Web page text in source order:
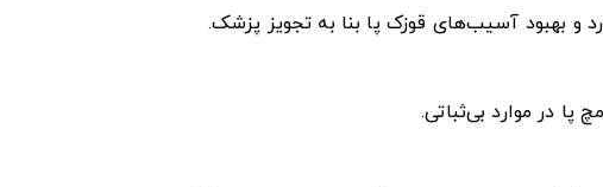
و بهبود آسیب‌های قوزک پا بنا به تجویز پزشک.
پا در موارد بی‌ثباتی.